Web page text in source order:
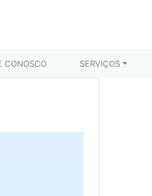
CONOSCO SERVIÇOS